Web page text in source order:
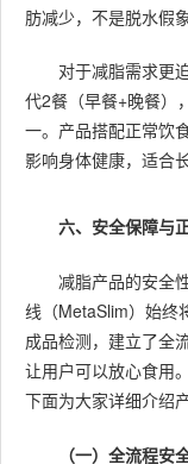
肪减少，不是脱水假象
对于减脂需求更
代2餐（早餐+晚餐）
一。产品搭配正常饮
影响身体健康，适合
六、安全保障与
减脂产品的安全
线（MetaSlim）始终
成品检测，建立了全
让用户可以放心食用
下面为大家详细介绍
（一）全流程